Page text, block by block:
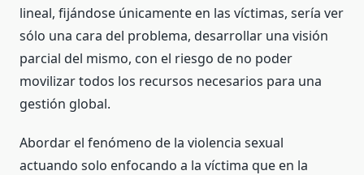
lineal, fijándose únicamente en las víctimas, sería ver
sólo una cara del problema, desarrollar una visión
parcial del mismo, con el riesgo de no poder
movilizar todos los recursos necesarios para una
gestión global.
Abordar el fenómeno de la violencia sexual
actuando solo enfocando a la víctima que en la